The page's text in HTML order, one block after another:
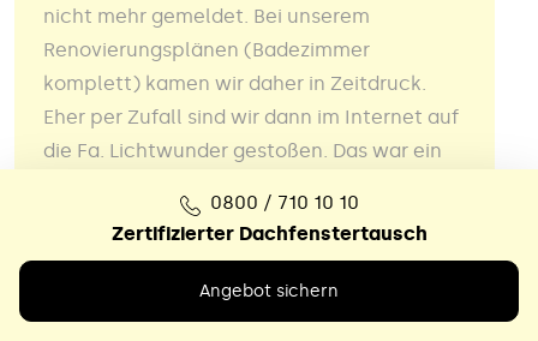
nicht mehr gemeldet. Bei unserem
Renovierungsplänen (Badezimmer
komplett) kamen wir daher in Zeitdruck.
Eher per Zufall sind wir dann im Internet auf
die Fa. Lichtwunder gestoßen. Das war ein
erfolgte zeitgerecht, sauber und sehr
0800 / 710 10 10
Zertifizierter Dachfenstertausch
Angebot sichern